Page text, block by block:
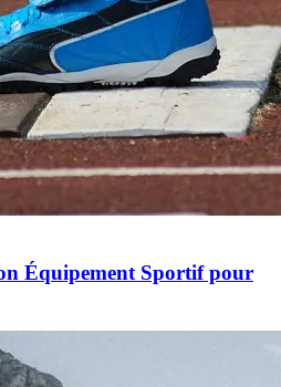
Équipement Sportif pour